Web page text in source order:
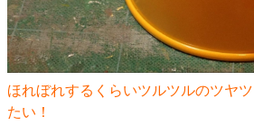
ほれぼれするくらいツルツルのツヤ
たい！